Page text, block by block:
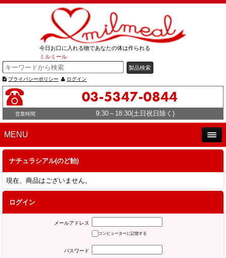
今日お口に入れる物であなたの体は作られる
ミルミール
プライバシーポリシー ログイン
03-5347-0844
営業時間 9:30～18:30(土日祝日除く)
MENU
ナチュラシアル(のど飴)
現在、商品はございません。
ログイン
メールアドレス
コンピューターに記憶する
パスワード